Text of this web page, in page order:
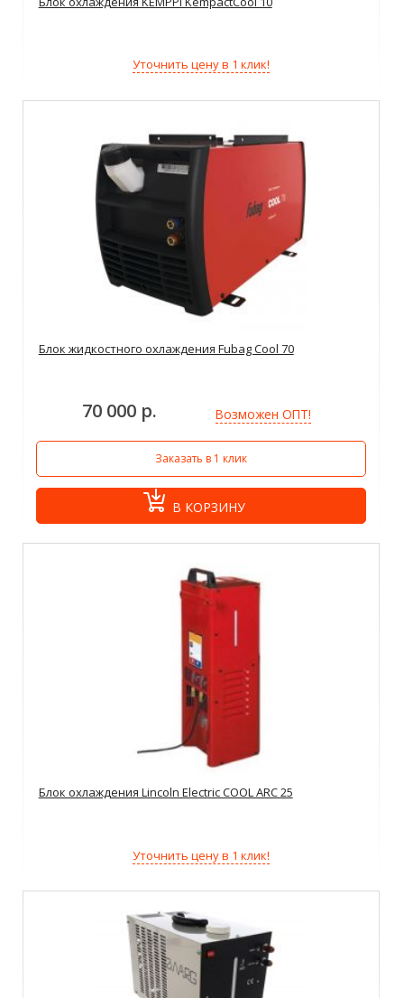
Уточнить цену в 1 клик!
Блок жидкостного охлаждения Fubag Cool 70
70 000 р. Возможен ОПТ!
Заказать в 1 клик
В КОРЗИНУ
Блок охлаждения Lincoln Electric COOL ARC 25
Уточнить цену в 1 клик!